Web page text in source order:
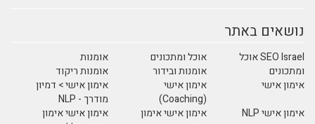
נושאים באתר
SEO Israel אוכל
ומתכונים
אוכל ומתכונים
אומנות
אומנות ובידור
אומנות ריקוד
אימון אישי
אימון אישי
(Coaching)
אימון אישי > דמיון
מודרך - NLP
אימון אישי NLP
אימון אישי אימון
אימון אישי אימון